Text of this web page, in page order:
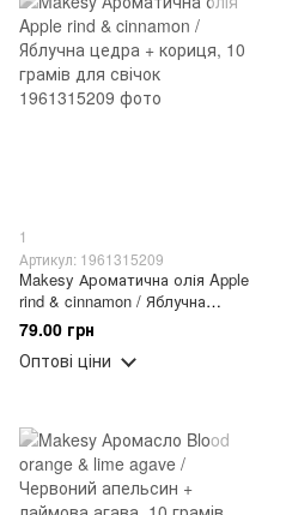
1
Артикул: 1961315209
Makesy Ароматична олія Apple
rind & cinnamon / Яблучна
цедра + кориця, 10 грамів для
свічок
79.00 грн
Оптові ціни